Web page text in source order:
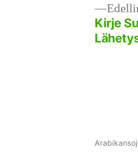
Artikkelien
Kirje